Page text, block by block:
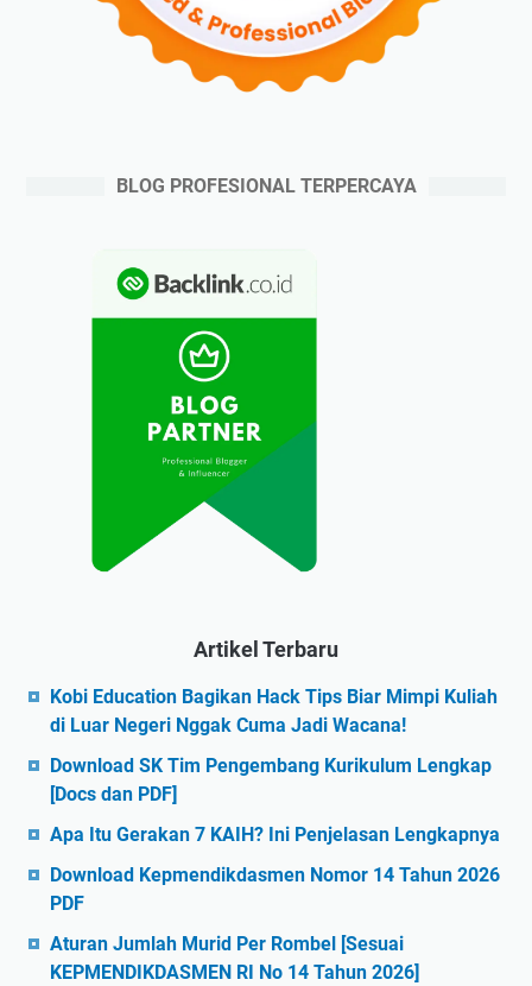
BLOG PROFESIONAL TERPERCAYA
Artikel Terbaru
Kobi Education Bagikan Hack Tips Biar Mimpi Kuliah
di Luar Negeri Nggak Cuma Jadi Wacana!
Download SK Tim Pengembang Kurikulum Lengkap
[Docs dan PDF]
Apa Itu Gerakan 7 KAIH? Ini Penjelasan Lengkapnya
Download Kepmendikdasmen Nomor 14 Tahun 2026
PDF
Aturan Jumlah Murid Per Rombel [Sesuai
KEPMENDIKDASMEN RI No 14 Tahun 2026]